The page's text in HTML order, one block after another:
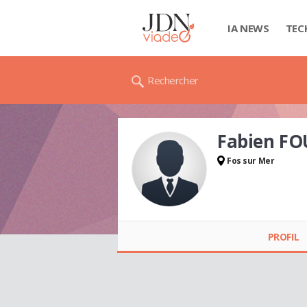
IA NEWS
Rechercher
Fabien
Fos sur Mer
PROFIL